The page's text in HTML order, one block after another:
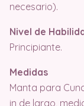
necesario).
Nivel de
Principiante.
Medidas
Manta para
in de largo,